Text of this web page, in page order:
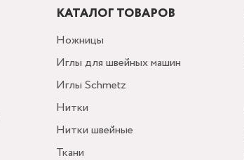
КАТАЛОГ ТОВАРОВ
Ножницы
Иглы для швейных машин
Иглы Schmetz
Нитки
Нитки швейные
Ткани